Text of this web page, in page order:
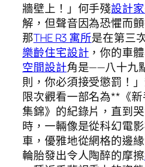
牆壁上！」何手殘設計
解，但聲音因為恐懼而
那THE R3 寓所是在第三
樂齡住宅設計 ，你的車
空間設計角是——八十九
則，你必須接受懲罰！
限次觀看一部名為**《
集錦》的紀錄片，直到
時，一輛像是從科幻電
車，優雅地從網格的邊
輪胎發出令人陶醉的摩擦